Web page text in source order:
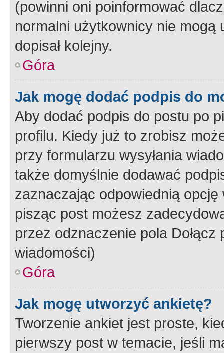
(powinni oni poinformować
normalni użytkownicy nie
dopisał kolejny.
Góra
Jak mogę dodać podpis do
Aby dodać podpis do postu po
profilu. Kiedy już to zrobisz
przy formularzu wysyłania
także domyślnie dodawać
zaznaczając odpowiednią
pisząc post możesz
przez odznaczenie pola
wiadomości)
Góra
Jak mogę utworzyć ankietę?
Tworzenie ankiet jest proste,
pierwszy post w temacie, jeśli